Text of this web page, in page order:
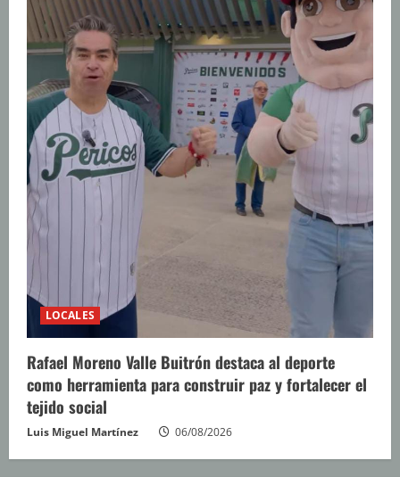
LOCALES
Rafael Moreno Valle Buitrón destaca al deporte
como herramienta para construir paz y fortalecer el
tejido social
Luis Miguel Martínez 06/08/2026